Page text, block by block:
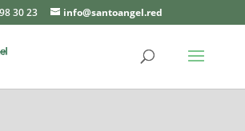
30 23 info@santoangel.red